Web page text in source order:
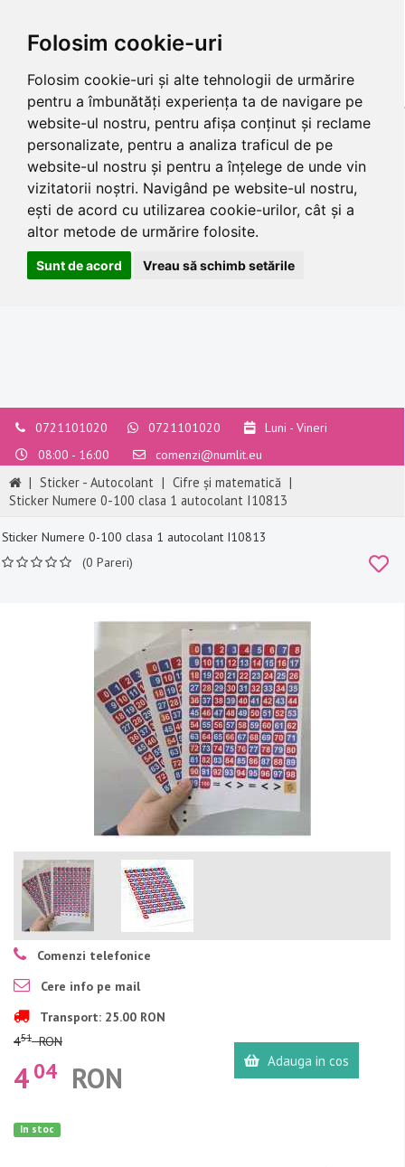
Folosim cookie-uri
Folosim cookie-uri și alte tehnologii de urmărire
pentru a îmbunătăți experiența ta de navigare pe
website-ul nostru, pentru afișa conținut și reclame
personalizate, pentru a analiza traficul de pe
website-ul nostru și pentru a înțelege de unde vin
vizitatorii noștri. Navigând pe website-ul nostru,
ești de acord cu utilizarea cookie-urilor, cât și a
altor metode de urmărire folosite.
Sunt de acord Vreau să schimb setările
0721101020 0721101020
Luni - Vineri
08:00 - 16:00
comenzi@numlit.eu
| Sticker - Autocolant | Cifre și matematică |
Sticker Numere 0-100 clasa 1 autocolant I10813
Sticker Numere 0-100 clasa 1 autocolant I10813
(0 Pareri)
Comenzi telefonice
Cere info pe mail
Transport: 25.00 RON
451RON
4 04 RON Adauga in cos
In stoc